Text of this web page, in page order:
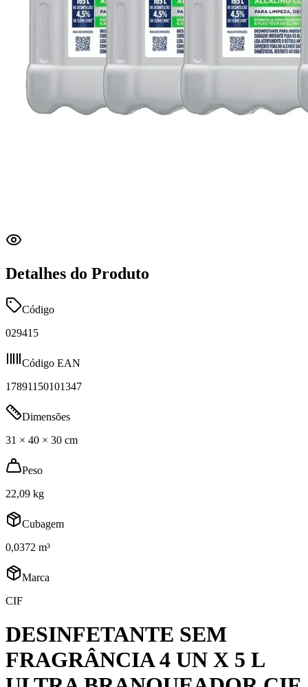
Detalhes do Produto
Código
029415
Código EAN
17891150101347
Dimensões
31 × 40 × 30 cm
Peso
22,09 kg
Cubagem
0,0372 m³
Marca
CIF
DESINFETANTE SEM
FRAGRÂNCIA 4 UN X 5 L